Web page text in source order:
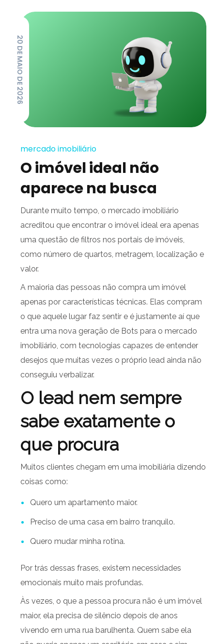
20 DE MAIO DE 2026
mercado imobiliário
O imóvel ideal não
aparece na busca
Durante muito tempo, o mercado imobiliário
acreditou que encontrar o imóvel ideal era apenas
uma questão de filtros nos portais de imóveis,
como número de quartos, metragem, localização e
valor.
A maioria das pessoas não compra um imóvel
apenas por características técnicas. Elas compram
o que aquele lugar faz sentir e é justamente aí que
entra uma nova geração de Bots para o mercado
imobiliário, com tecnologias capazes de entender
desejos que muitas vezes o próprio lead ainda não
conseguiu verbalizar.
O lead nem sempre
sabe exatamente o
que procura
Muitos clientes chegam em uma imobiliária dizendo
coisas como:
Quero um apartamento maior.
Preciso de uma casa em bairro tranquilo.
Quero mudar minha rotina.
Por trás dessas frases, existem necessidades
emocionais muito mais profundas.
Às vezes, o que a pessoa procura não é um imóvel
maior, ela precisa de silêncio depois de anos
vivendo em uma rua barulhenta. Quem sabe ela